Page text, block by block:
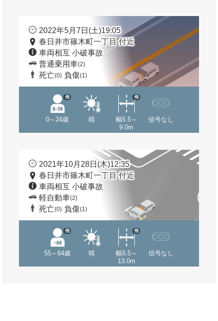
2022年5月7日(土)19:05
春日井市篠木町一丁目 付近
車両相互 小破事故
普通乗用車(2)
死亡(0) 負傷(1)
0～24歳
他
晴
幅5.5～
9.0m
他
信号なし
2021年10月28日(木)12:35
春日井市篠木町一丁目 付近
車両相互 小破事故
軽自動車(2)
死亡(0) 負傷(1)
55～64歳
他
晴
幅5.5～
13.0m
他
信号なし